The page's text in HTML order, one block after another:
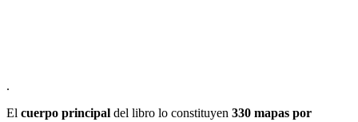
.
El cuerpo principal del libro lo constituyen 330 mapas por